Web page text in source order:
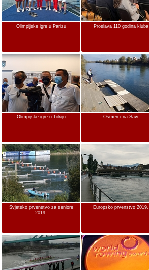
Olimpijske igre u Parizu Proslava 110 godina kluba
Olimpijske igre u Tokiju Osmerci na Savi
Svjetsko prvenstvo za seniore
2019.
Europsko prvenstvo 2019.